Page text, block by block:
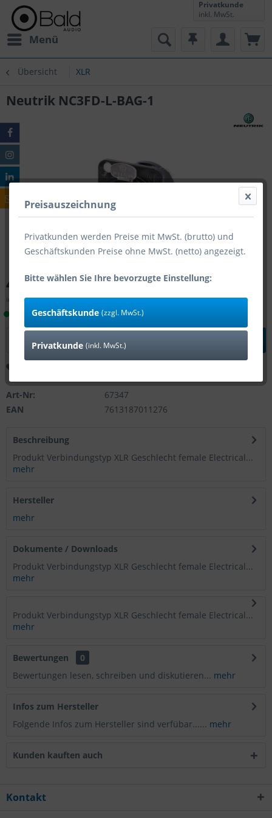
Menü
Privatkunde
inkl. MwSt.
Übersicht XLR
Neutrik NC3FD-L-BAG-1
4,43 € *
inkl. MwSt.zzgl. Versandkosten
Lieferzeit 1-4 Tage (Bestand: 49)
Art-Nr:
67347
EAN
7613187011276
Beschreibung
Produkt Verbindungstyp XLR Geschlecht female Electrical...
mehr
Hersteller
mehr
Dokumente / Downloads
Produkt Verbindungstyp XLR Geschlecht female Electrical...
mehr
Produkt Verbindungstyp XLR Geschlecht female Electrical...
mehr
Bewertungen
0
Bewertungen lesen, schreiben und diskutieren... mehr
Infos zum Hersteller
Folgende Infos zum Hersteller sind verfübar...... mehr
Kunden kauften auch
Kontakt
Preisauszeichnung
Privatkunden werden Preise mit MwSt. (brutto) und
Geschäftskunden Preise ohne MwSt. (netto) angezeigt.
Bitte wählen Sie Ihre bevorzugte Einstellung:
Geschäftskunde (zzgl. MwSt.)
Privatkunde (inkl. MwSt.)